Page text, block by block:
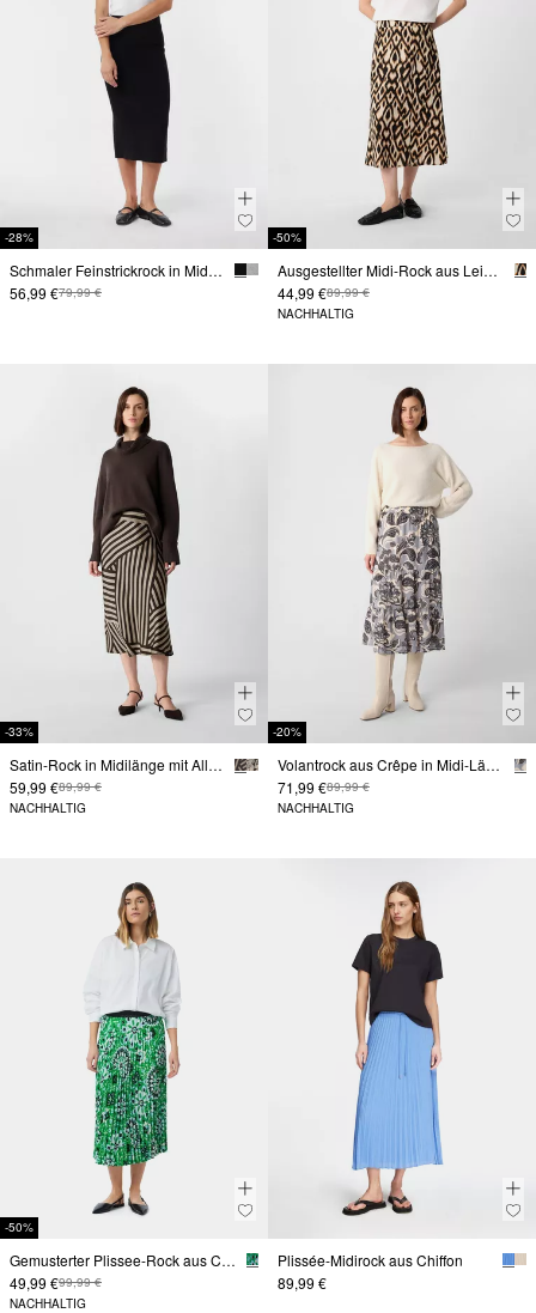
-28%
Schmaler Feinstrickrock in Midilänge mit Ziernaht
56,99 €79,99 €
-50%
Ausgestellter Midi-Rock aus Leinenmix mit All-over-Print
44,99 €89,99 €
NACHHALTIG
-33%
Satin-Rock in Midilänge mit All-over-Print
59,99 €89,99 €
NACHHALTIG
-20%
Volantrock aus Crêpe in Midi-Länge
71,99 €89,99 €
NACHHALTIG
-50%
Gemusterter Plissee-Rock aus Crêpe mit Elastikbund
49,99 €99,99 €
NACHHALTIG
Plissée-Midirock aus Chiffon
89,99 €